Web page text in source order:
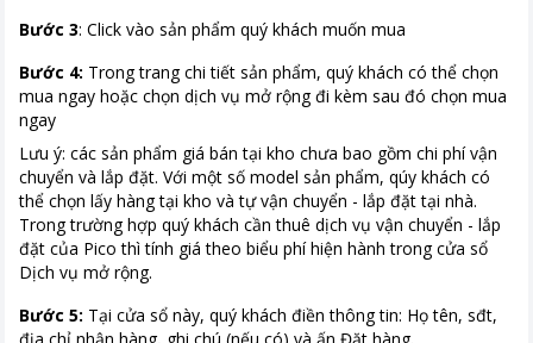
Bước 3: Click vào sản phẩm quý khách muốn mua
Bước 4: Trong trang chi tiết sản phẩm, quý khách có thể chọn
mua ngay hoặc chọn dịch vụ mở rộng đi kèm sau đó chọn mua
ngay
Lưu ý: các sản phẩm giá bán tại kho chưa bao gồm chi phí vận
chuyển và lắp đặt. Với một số model sản phẩm, qúy khách có
thể chọn lấy hàng tại kho và tự vận chuyển - lắp đặt tại nhà.
Trong trường hợp quý khách cần thuê dịch vụ vận chuyển - lắp
đặt của Pico thì tính giá theo biểu phí hiện hành trong cửa sổ
Dịch vụ mở rộng.
Bước 5: Tại cửa sổ này, quý khách điền thông tin: Họ tên, sđt,